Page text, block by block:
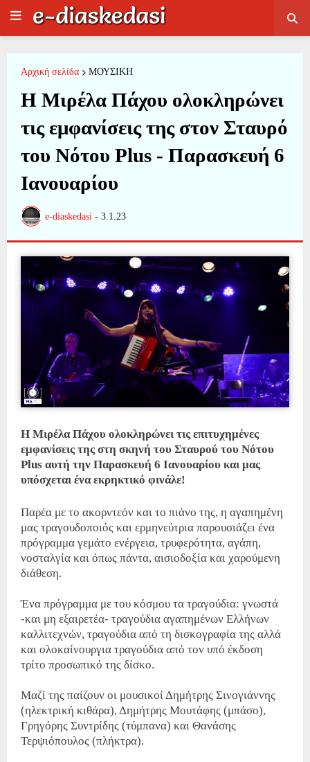
Αρχική σελίδα ΜΟΥΣΙΚΗ
Η Μιρέλα Πάχου ολοκληρώνει
τις εμφανίσεις της στον Σταυρό
του Νότου Plus - Παρασκευή 6
Ιανουαρίου
e-diaskedasi - 3.1.23
Η Μιρέλα Πάχου ολοκληρώνει τις επιτυχημένες
εμφανίσεις της στη σκηνή του Σταυρού του Νότου
Plus αυτή την Παρασκευή 6 Ιανουαρίου και μας
υπόσχεται ένα εκρηκτικό φινάλε!
Παρέα με το ακορντεόν και το πιάνο της, η αγαπημένη
μας τραγουδοποιός και ερμηνεύτρια παρουσιάζει ένα
πρόγραμμα γεμάτο ενέργεια, τρυφερότητα, αγάπη,
νοσταλγία και όπως πάντα, αισιοδοξία και χαρούμενη
διάθεση.
Ένα πρόγραμμα με του κόσμου τα τραγούδια: γνωστά
-και μη εξαιρετέα- τραγούδια αγαπημένων Ελλήνων
καλλιτεχνών, τραγούδια από τη δισκογραφία της αλλά
και ολοκαίνουργια τραγούδια από τον υπό έκδοση
τρίτο προσωπικό της δίσκο.
Μαζί της παίζουν οι μουσικοί Δημήτρης Σινογιάννης
(ηλεκτρική κιθάρα), Δημήτρης Μουτάφης (μπάσο),
Γρηγόρης Συντρίδης (τύμπανα) και Θανάσης
Τερψιόπουλος (πλήκτρα).